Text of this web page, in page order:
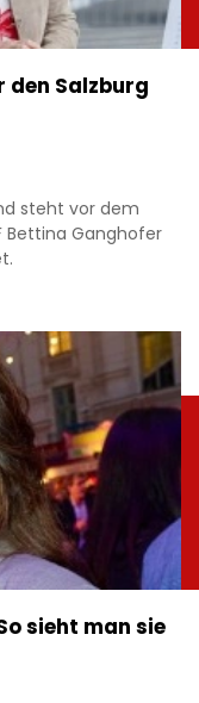
den Salzburg
steht vor dem
Bettina Ganghofer
sieht man sie